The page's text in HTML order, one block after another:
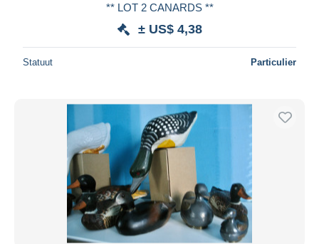
** LOT 2 CANARDS **
± US$ 4,38
Statuut Particulier